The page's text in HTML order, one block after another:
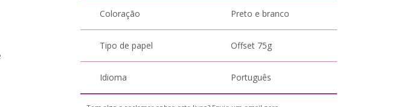
Coloração Preto e branco
Tipo de papel Offset 75g
Idioma Português